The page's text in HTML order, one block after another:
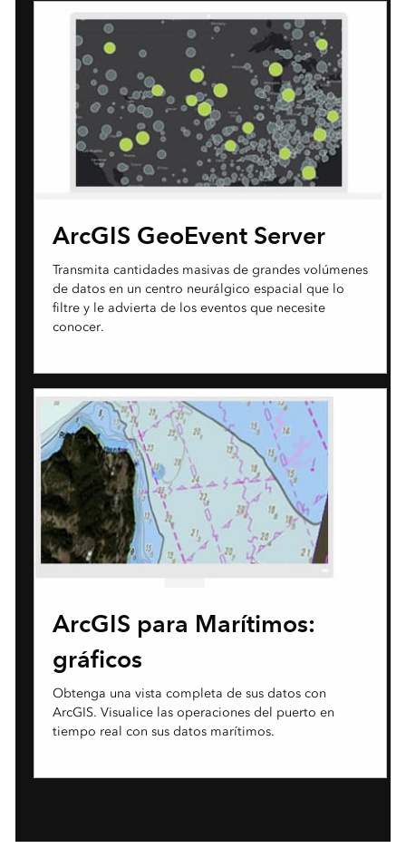
ArcGIS GeoEvent Server
Transmita cantidades masivas de grandes volúmenes
de datos en un centro neurálgico espacial que lo
filtre y le advierta de los eventos que necesite
conocer.
ArcGIS para Marítimos:
gráficos
Obtenga una vista completa de sus datos con
ArcGIS. Visualice las operaciones del puerto en
tiempo real con sus datos marítimos.